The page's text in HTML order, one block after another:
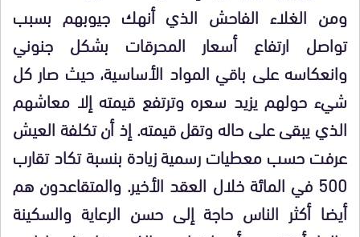
ومن الغلاء الفاحش الذي أنهك جيوبهم بسبب
تواصل ارتفاع أسعار المحرقات بشكل جنوني
وانعكاسه على باقي المواد الأساسية، حيث صار كل
شيء حولهم يزيد سعره وترتفع قيمته إلا معاشهم
الذي يبقى على حاله وتقل قيمته. إذ أن تكلفة العيش
عرفت حسب معطيات رسمية زيادة بنسبة تكاد تقارب
500 في المائة خلال العقد الأخير. والمتقاعدون هم
أيضا أكثر الناس حاجة إلى حسن الرعاية والسكينة